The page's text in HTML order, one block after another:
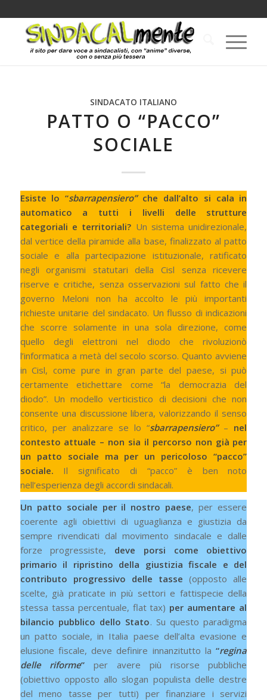
SINDACATO ITALIANO
PATTO O “PACCO”
SOCIALE
Esiste lo “sbarrapensiero”che dall’alto si cala in
automatico a tutti i livelli delle strutture
categoriali e territoriali? Un sistema unidirezionale,
dal vertice della piramide alla base, finalizzato al patto
sociale e alla partecipazione istituzionale, ratificato
negli organismi statutari della Cisl senza ricevere
riserve e critiche, senza osservazioni sul fatto che il
governo Meloni non ha accolto le più importanti
richieste unitarie del sindacato. Un flusso di indicazioni
che scorre solamente in una sola direzione, come
quello degli elettroni nel diodo che rivoluzionò
l’informatica a metà del secolo scorso. Quanto avviene
in Cisl, come pure in gran parte del paese, si può
certamente etichettare come “la democrazia del
diodo”. Un modello verticistico di decisioni che non
consente una discussione libera, valorizzando il senso
critico, per analizzare se lo “sbarrapensiero”– nel
contesto attuale – non sia il percorso non già per
un patto sociale ma per un pericoloso “pacco”
sociale. Il significato di “pacco” è ben noto
nell’esperienza degli accordi sindacali.
Un patto sociale per il nostro paese, per essere
coerente agli obiettivi di uguaglianza e giustizia da
sempre rivendicati dal movimento sindacale e dalle
forze progressiste, deve porsi come obiettivo
primario il ripristino della giustizia fiscale e del
contributo progressivo delle tasse(opposto alle
scelte, già praticate in più settori e fattispecie della
stessa tassa percentuale, flat tax) per aumentare al
bilancio pubblico dello Stato. Su questo paradigma
un patto sociale, in Italia paese dell’alta evasione e
elusione fiscale, deve definire innanzitutto la“regina
delle riforme”per avere più risorse pubbliche
(obiettivo opposto allo slogan populista delle destre
del meno tasse per tutti) per finanziare i servizi